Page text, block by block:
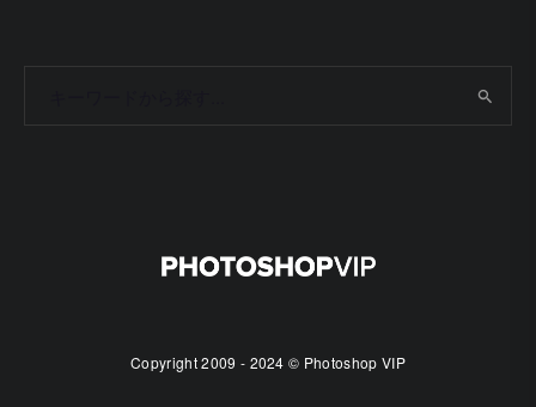
Copyright 2009 - 2024 © Photoshop VIP